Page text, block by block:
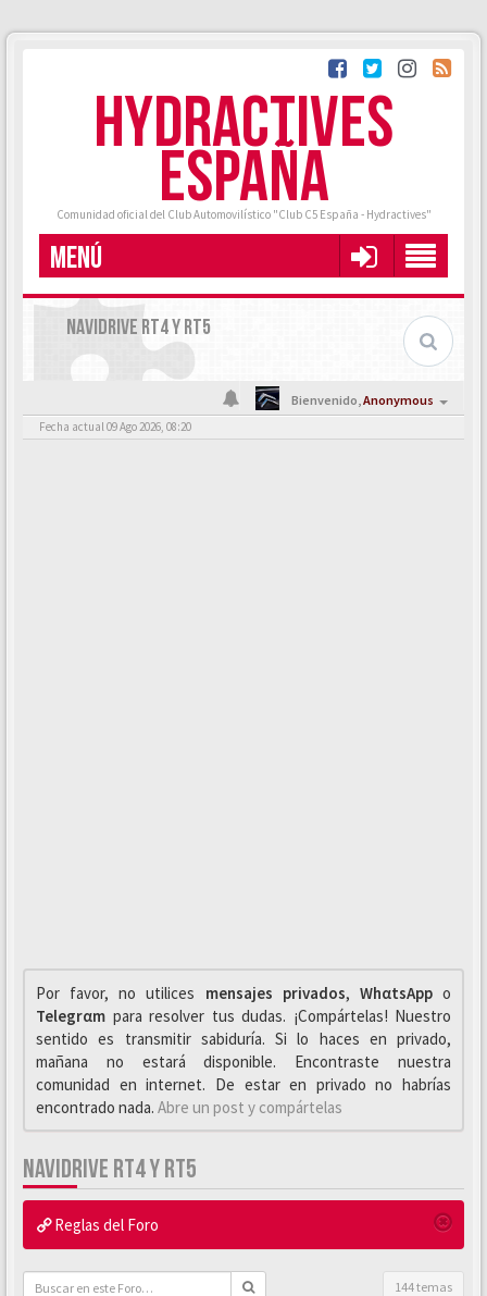
HYDRACTIVES
ESPAÑA
Comunidad oficial del Club Automovilístico "Club C5 España - Hydractives"
MENÚ
NAVIDRIVE RT4 Y RT5
Bienvenido,Anonymous
Fecha actual 09 Ago 2026, 08:20
Por favor, no utilices mensajes privados, WhαtsAppo
Telegrαm para resolver tus dudas. ¡Compártelas! Nuestro
sentido es transmitir sabiduría. Si lo haces en privado,
mañana no estará disponible. Encontraste nuestra
comunidad en internet. De estar en privado no habrías
encontrado nada. Abre un post y compártelas
NAVIDRIVE RT4 Y RT5
Reglas del Foro
144 temas